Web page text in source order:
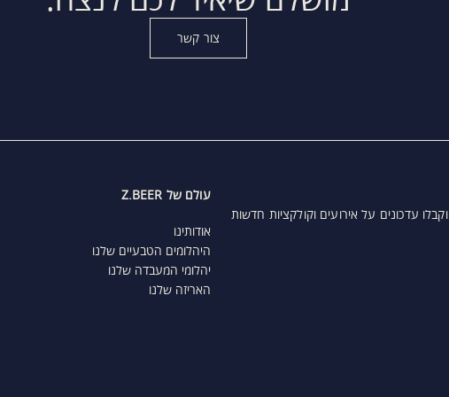
צור קשר
וקבלו עדכונים על אירועים וקולקציות חדשות
עולם של Z.BEER
אודותינו
היהלומים הטבעיים שלנו
יהלומי המעבדה שלנו
האריזה שלנו